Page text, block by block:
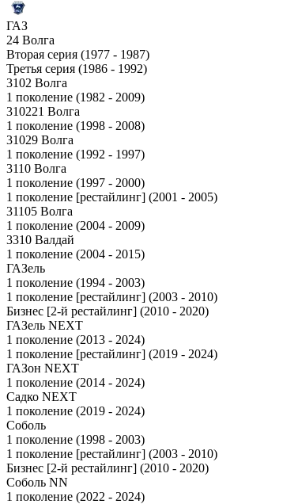
ГАЗ
24 Волга
Вторая серия (1977 - 1987)
Третья серия (1986 - 1992)
3102 Волга
1 поколение (1982 - 2009)
310221 Волга
1 поколение (1998 - 2008)
31029 Волга
1 поколение (1992 - 1997)
3110 Волга
1 поколение (1997 - 2000)
1 поколение [рестайлинг] (2001 - 2005)
31105 Волга
1 поколение (2004 - 2009)
3310 Валдай
1 поколение (2004 - 2015)
ГАЗель
1 поколение (1994 - 2003)
1 поколение [рестайлинг] (2003 - 2010)
Бизнес [2-й рестайлинг] (2010 - 2020)
ГАЗель NEXT
1 поколение (2013 - 2024)
1 поколение [рестайлинг] (2019 - 2024)
ГАЗон NEXT
1 поколение (2014 - 2024)
Садко NEXT
1 поколение (2019 - 2024)
Соболь
1 поколение (1998 - 2003)
1 поколение [рестайлинг] (2003 - 2010)
Бизнес [2-й рестайлинг] (2010 - 2020)
Соболь NN
1 поколение (2022 - 2024)